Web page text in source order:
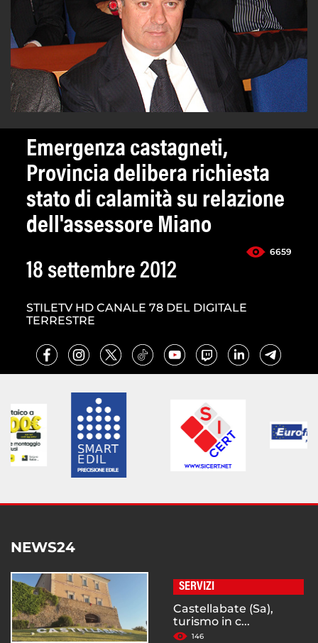
Emergenza castagneti,
Provincia delibera richiesta
stato di calamità su relazione
dell'assessore Miano
6659
18 settembre 2012
STILETV HD CANALE 78 DEL DIGITALE
TERRESTRE
NEWS24
SERVIZI
Castellabate (Sa),
turismo in c...
146